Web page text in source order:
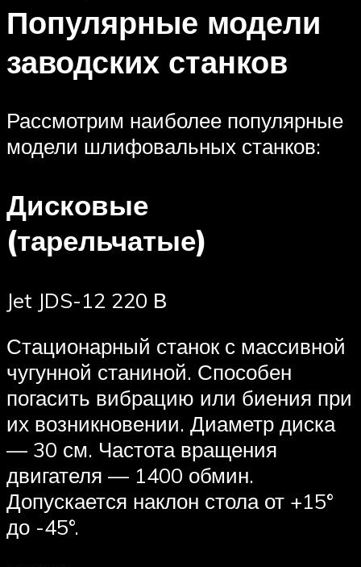
Популярные модели
заводских станков
Рассмотрим наиболее популярные
модели шлифовальных станков:
Дисковые
(тарельчатые)
Jet JDS-12 220 В
Стационарный станок с массивной
чугунной станиной. Способен
погасить вибрацию или биения при
их возникновении. Диаметр диска
— 30 см. Частота вращения
двигателя — 1400 обмин.
Допускается наклон стола от +15°
до -45°.